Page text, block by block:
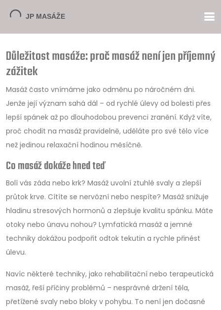
Důležitost masáže: proč masáž není jen příjemný
zážitek
Masáž často vnímáme jako odměnu po náročném dni.
Jenže její význam sahá dál – od rychlé úlevy od bolesti přes
lepší spánek až po dlouhodobou prevenci zranění. Když víte,
proč chodit na masáž pravidelně, uděláte pro své tělo více
než jedinou relaxační hodinou měsíčně.
Co masáž dokáže hned teď
Bolí vás záda nebo krk? Masáž uvolní ztuhlé svaly a zlepší
průtok krve. Cítíte se nervózní nebo nespíte? Masáž snižuje
hladinu stresových hormonů a zlepšuje kvalitu spánku. Máte
otoky nebo únavu nohou? Lymfatická masáž a jemné
techniky dokážou podpořit odtok tekutin a rychle přinést
úlevu.
Navíc některé techniky, jako rehabilitační nebo terapeutická
masáž, řeší příčiny problémů – nesprávné držení těla,
přetížené svaly nebo bloky v pohybu. To není jen dočasné